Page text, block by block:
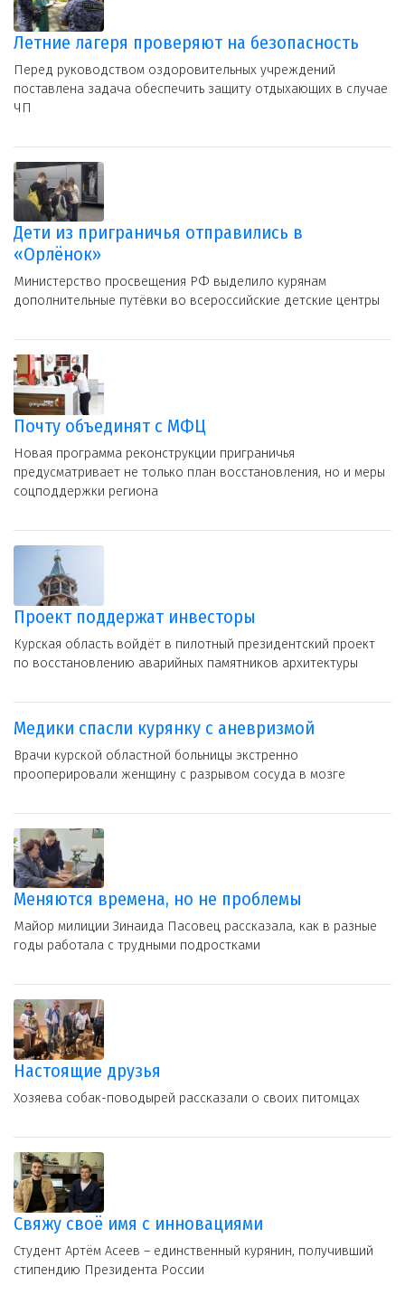
Летние лагеря проверяют на безопасность
Перед руководством оздоровительных учреждений
поставлена задача обеспечить защиту отдыхающих в случае
ЧП
Дети из приграничья отправились в
«Орлёнок»
Министерство просвещения РФ выделило курянам
дополнительные путёвки во всероссийские детские центры
Почту объединят с МФЦ
Новая программа реконструкции приграничья
предусматривает не только план восстановления, но и меры
соцподдержки региона
Проект поддержат инвесторы
Курская область войдёт в пилотный президентский проект
по восстановлению аварийных памятников архитектуры
Медики спасли курянку с аневризмой
Врачи курской областной больницы экстренно
прооперировали женщину с разрывом сосуда в мозге
Меняются времена, но не проблемы
Майор милиции Зинаида Пасовец рассказала, как в разные
годы работала с трудными подростками
Настоящие друзья
Хозяева собак-поводырей рассказали о своих питомцах
Свяжу своё имя с инновациями
Студент Артём Асеев – единственный курянин, получивший
стипендию Президента России